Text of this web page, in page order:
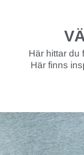
Här hittar du
Här finns